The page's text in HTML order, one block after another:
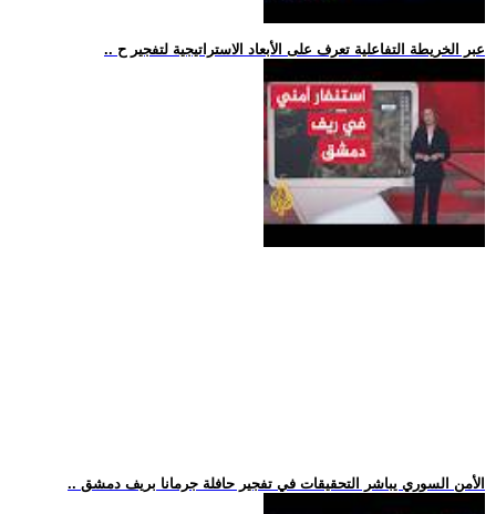
.. عبر الخريطة التفاعلية تعرف على الأبعاد الاستراتيجية لتفجير ح
.. الأمن السوري يباشر التحقيقات في تفجير حافلة جرمانا بريف دمشق